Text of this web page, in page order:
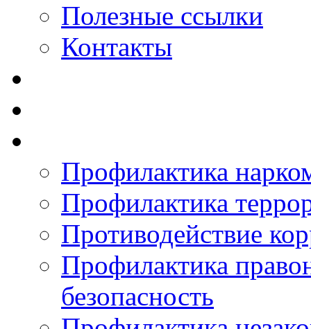
Полезные ссылки
Контакты
Профилактика
Профилактика
Противодействие
Профилактика
безопасность